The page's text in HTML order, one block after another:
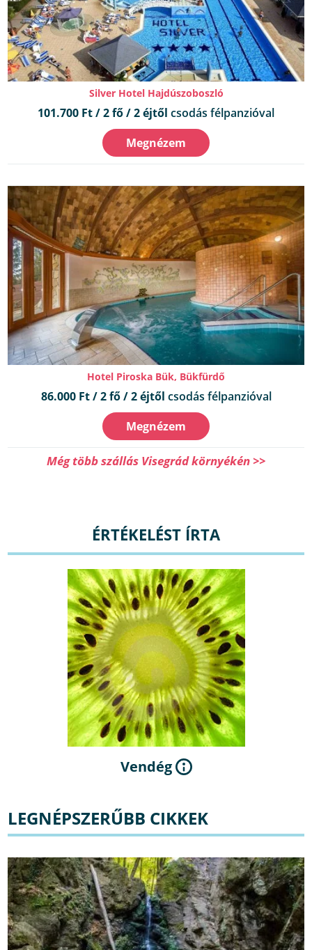
Silver Hotel Hajdúszoboszló
101.700 Ft / 2 fő / 2 éjtől csodás félpanzióval
Megnézem
Hotel Piroska Bük, Bükfürdő
86.000 Ft / 2 fő / 2 éjtől csodás félpanzióval
Megnézem
Még több szállás Visegrád környékén >>
ÉRTÉKELÉST ÍRTA
Vendég
LEGNÉPSZERŰBB CIKKEK